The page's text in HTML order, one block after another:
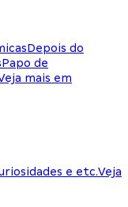
Depois do
Papo de
mais em
e etc.Veja